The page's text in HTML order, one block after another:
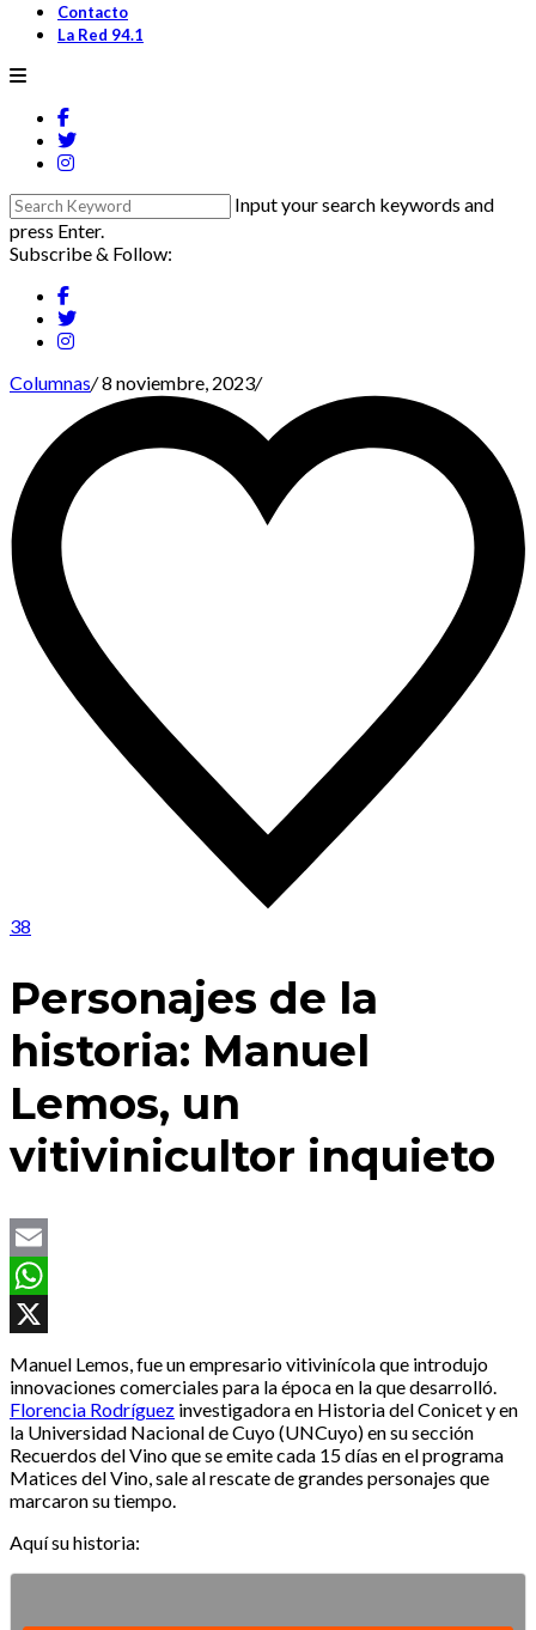
Contacto
La Red 94.1
Input your search keywords and
press Enter.
Subscribe & Follow:
Columnas/8 noviembre, 2023/
38
Personajes de la
historia: Manuel
Lemos, un
vitivinicultor inquieto
Email
WhatsApp
Manuel Lemos, fue un empresario vitivinícola que introdujo
innovaciones comerciales para la época en la que desarrolló.
Florencia Rodríguez investigadora en Historia del Conicet y en
la Universidad Nacional de Cuyo (UNCuyo) en su sección
Recuerdos del Vino que se emite cada 15 días en el programa
Matices del Vino, sale al rescate de grandes personajes que
marcaron su tiempo.
Aquí su historia: